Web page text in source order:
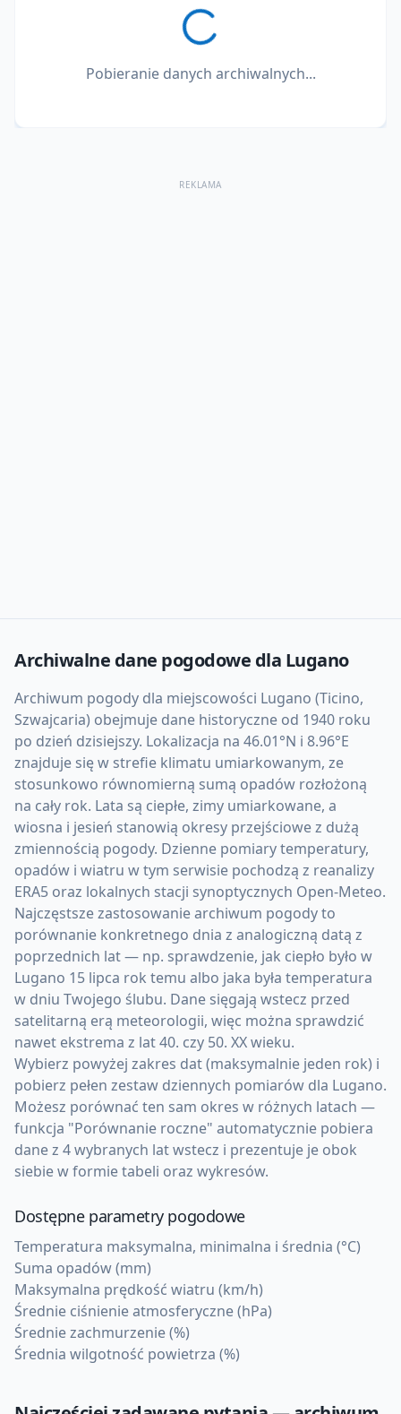
Pobieranie danych archiwalnych...
REKLAMA
Archiwalne dane pogodowe dla Lugano
Archiwum pogody dla miejscowości Lugano (Ticino,
Szwajcaria) obejmuje dane historyczne od 1940 roku
po dzień dzisiejszy. Lokalizacja na 46.01°N i 8.96°E
znajduje się w strefie klimatu umiarkowanym, ze
stosunkowo równomierną sumą opadów rozłożoną
na cały rok. Lata są ciepłe, zimy umiarkowane, a
wiosna i jesień stanowią okresy przejściowe z dużą
zmiennością pogody. Dzienne pomiary temperatury,
opadów i wiatru w tym serwisie pochodzą z reanalizy
ERA5 oraz lokalnych stacji synoptycznych Open-Meteo.
Najczęstsze zastosowanie archiwum pogody to
porównanie konkretnego dnia z analogiczną datą z
poprzednich lat — np. sprawdzenie, jak ciepło było w
Lugano 15 lipca rok temu albo jaka była temperatura
w dniu Twojego ślubu. Dane sięgają wstecz przed
satelitarną erą meteorologii, więc można sprawdzić
nawet ekstrema z lat 40. czy 50. XX wieku.
Wybierz powyżej zakres dat (maksymalnie jeden rok) i
pobierz pełen zestaw dziennych pomiarów dla Lugano.
Możesz porównać ten sam okres w różnych latach —
funkcja "Porównanie roczne" automatycznie pobiera
dane z 4 wybranych lat wstecz i prezentuje je obok
siebie w formie tabeli oraz wykresów.
Dostępne parametry pogodowe
Temperatura maksymalna, minimalna i średnia (°C)
Suma opadów (mm)
Maksymalna prędkość wiatru (km/h)
Średnie ciśnienie atmosferyczne (hPa)
Średnie zachmurzenie (%)
Średnia wilgotność powietrza (%)